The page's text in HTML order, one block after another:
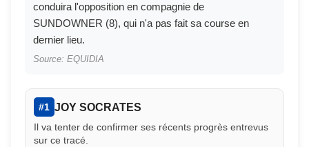
conduira l'opposition en compagnie de
SUNDOWNER (8), qui n'a pas fait sa course en
dernier lieu.
Source: EQUIDIA
#1 JOY SOCRATES
Il va tenter de confirmer ses récents progrès entrevus
sur ce tracé.